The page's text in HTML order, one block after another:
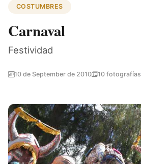
COSTUMBRES
Carnaval
Festividad
10 de September de 2010 10 fotografías